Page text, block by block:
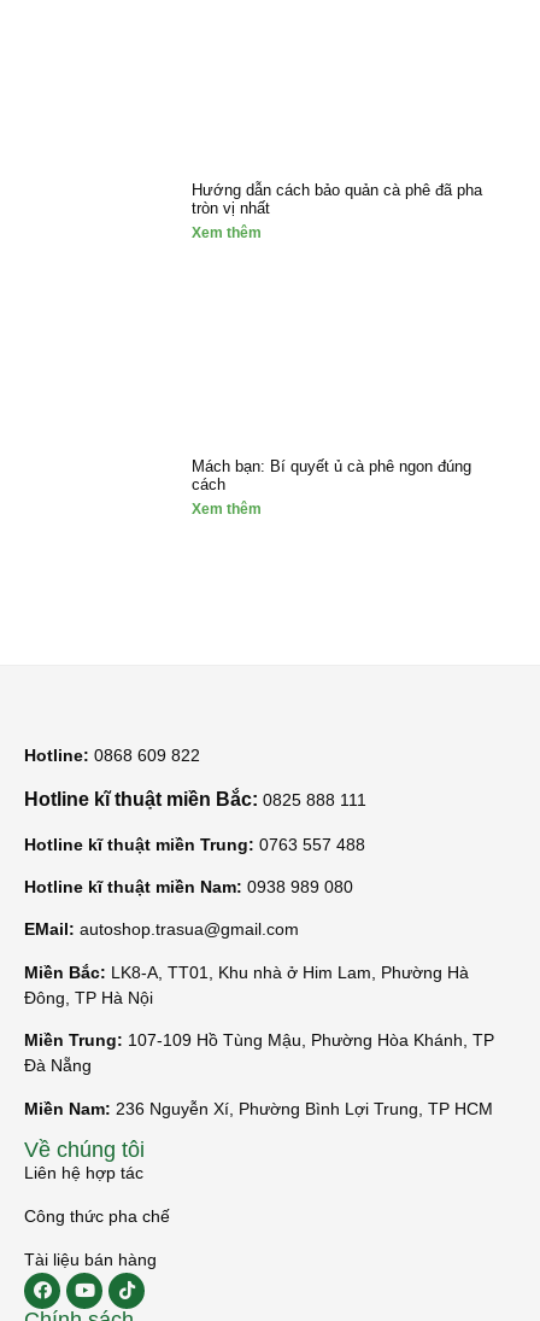
Hướng dẫn cách bảo quản cà phê đã pha
tròn vị nhất
Xem thêm
Mách bạn: Bí quyết ủ cà phê ngon đúng
cách
Xem thêm
Hotline: 0868 609 822
Hotline kĩ thuật miền Bắc: 0825 888 111
Hotline kĩ thuật miền Trung: 0763 557 488
Hotline kĩ thuật miền Nam: 0938 989 080
EMail: autoshop.trasua@gmail.com
Miền Bắc: LK8-A, TT01, Khu nhà ở Him Lam, Phường Hà
Đông, TP Hà Nội
Miền Trung: 107-109 Hồ Tùng Mậu, Phường Hòa Khánh, TP
Đà Nẵng
Miền Nam: 236 Nguyễn Xí, Phường Bình Lợi Trung, TP HCM
Về chúng tôi
Liên hệ hợp tác
Công thức pha chế
Tài liệu bán hàng